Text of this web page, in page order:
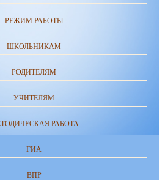
РЕЖИМ РАБОТЫ
ШКОЛЬНИКАМ
РОДИТЕЛЯМ
УЧИТЕЛЯМ
РАБОТА
ГИА
ВПР